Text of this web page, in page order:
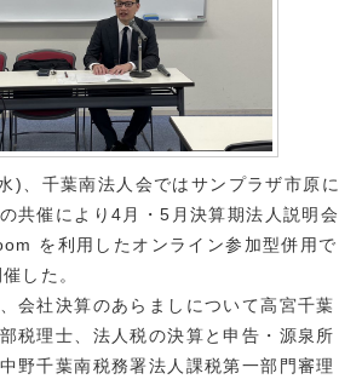
、千葉南法人会ではサンプラザ市原に
共催により4月・5月決算期法人説明会
を利用したオンライン参加型併用で
した。
会社決算のあらましについて高宮千葉
税理士、法人税の決算と申告・源泉所
野千葉南税務署法人課税第一部門審理